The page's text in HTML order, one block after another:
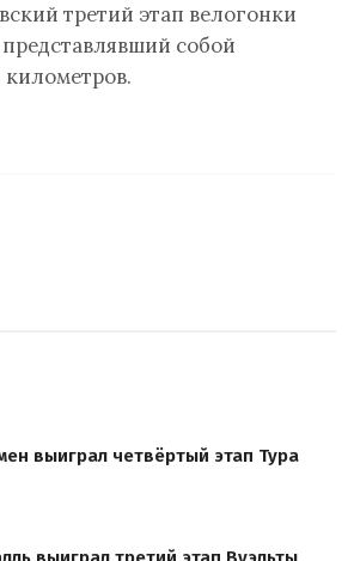
третий этап велогонки
собой
выиграл четвёртый этап Тура